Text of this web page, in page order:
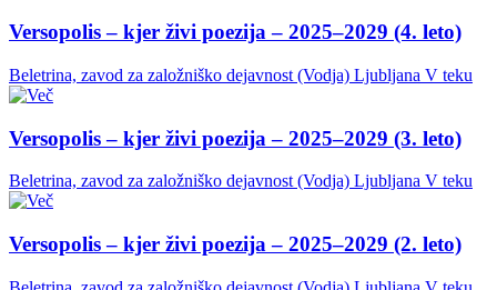
Versopolis – kjer živi poezija – 2025–2029 (4. leto)
Beletrina, zavod za založniško dejavnost (Vodja) Ljubljana V teku
Versopolis – kjer živi poezija – 2025–2029 (3. leto)
Beletrina, zavod za založniško dejavnost (Vodja) Ljubljana V teku
Versopolis – kjer živi poezija – 2025–2029 (2. leto)